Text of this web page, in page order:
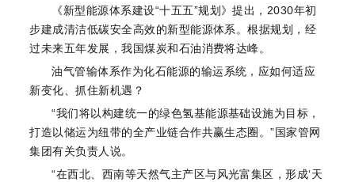
《新型能源体系建设“十五五”规划》提出，2030年初
步建成清洁低碳安全高效的新型能源体系。根据规划，经
过未来五年发展，我国煤炭和石油消费将达峰。
油气管输体系作为化石能源的输运系统，应如何适应
新变化、抓住新机遇？
“我们将以构建统一的绿色氢基能源基础设施为目标，
打造以储运为纽带的全产业链合作共赢生态圈。”国家管网
集团有关负责人说。
“在西北、西南等天然气主产区与风光富集区，形成‘天